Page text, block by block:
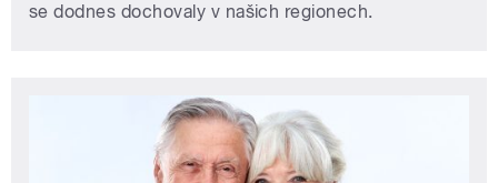
se dodnes dochovaly v našich regionech.